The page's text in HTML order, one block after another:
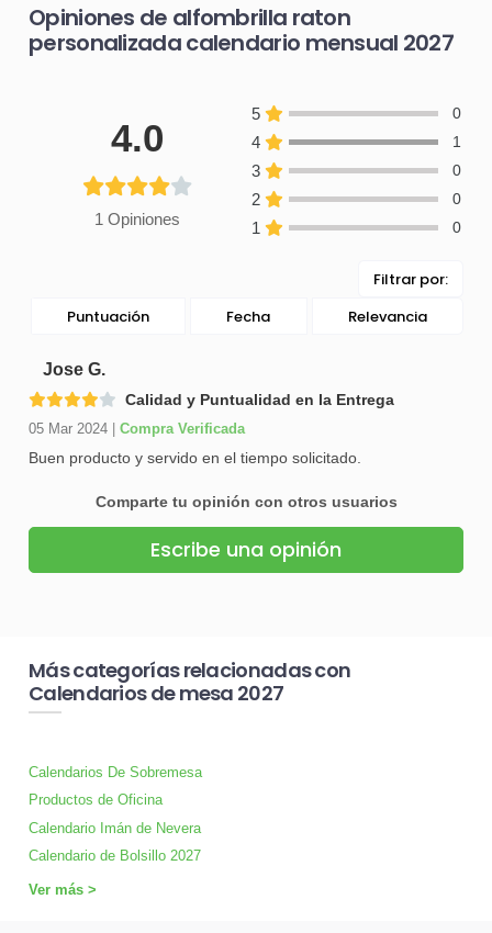
Opiniones de alfombrilla raton
personalizada calendario mensual 2027
4.0
1 Opiniones
5 0
4 1
3 0
2 0
1 0
Filtrar por:
Puntuación
Fecha Relevancia
Jose G.
Calidad y Puntualidad en la Entrega
05 Mar 2024 Compra Verificada
Buen producto y servido en el tiempo solicitado.
Comparte tu opinión con otros usuarios
Escribe una opinión
Más categorías relacionadas con
Calendarios de mesa 2027
Calendarios De Sobremesa
Productos de Oficina
Calendario Imán de Nevera
Calendario de Bolsillo 2027
Ver más >